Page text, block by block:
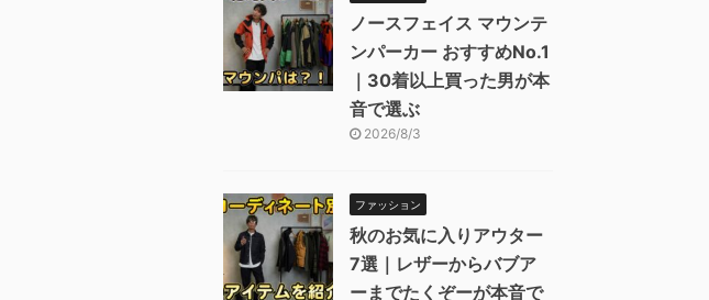
ノースフェイス マウンテ
ンパーカー おすすめNo.1
｜30着以上買った男が本
音で選ぶ
2026/8/3
ファッション
秋のお気に入りアウター
7選｜レザーからバブア
ーまでたくぞーが本音で